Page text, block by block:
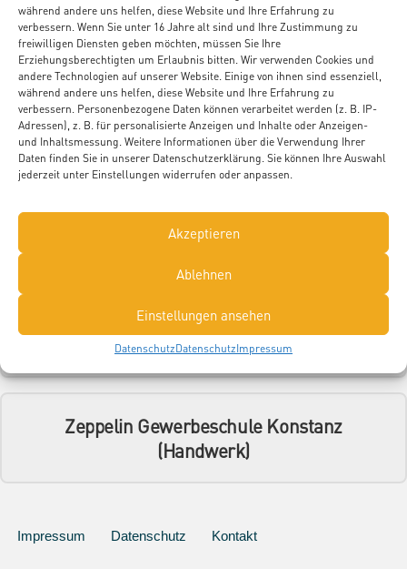
während andere uns helfen, diese Website und Ihre Erfahrung zu
verbessern. Wenn Sie unter 16 Jahre alt sind und Ihre Zustimmung zu
freiwilligen Diensten geben möchten, müssen Sie Ihre
Erziehungsberechtigten um Erlaubnis bitten. Wir verwenden Cookies und
andere Technologien auf unserer Website. Einige von ihnen sind essenziell,
während andere uns helfen, diese Website und Ihre Erfahrung zu
verbessern. Personenbezogene Daten können verarbeitet werden (z. B. IP-
Adressen), z. B. für personalisierte Anzeigen und Inhalte oder Anzeigen-
und Inhaltsmessung. Weitere Informationen über die Verwendung Ihrer
Daten finden Sie in unserer Datenschutzerklärung. Sie können Ihre Auswahl
jederzeit unter Einstellungen widerrufen oder anpassen.
Akzeptieren
Ablehnen
Einstellungen ansehen
DatenschutzDatenschutzImpressum
Aussteller, die "Klempner*in"
ausbilden:
Firma Schäuble Sanitär – Heizung – Klima
Zeppelin Gewerbeschule Konstanz
(Handwerk)
Impressum Datenschutz Kontakt